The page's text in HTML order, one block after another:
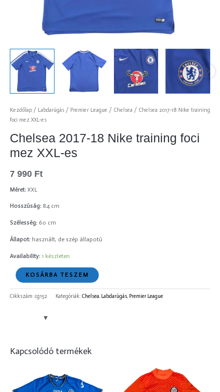
Kezdőlap / Labdarúgás / Premier League / Chelsea / Chelsea 2017-18 Nike training
foci mez XXL-es
Chelsea 2017-18 Nike training foci
mez XXL-es
7 990 Ft
Méret: XXL
Hosszúság: 84 cm
Szélesség: 60 cm
Állapot: használt, de szép állapotú
Availability: 1 készleten
KOSÁRBA TESZEM
Cikkszám: cg152 Kategóriák: Chelsea, Labdarúgás, Premier League
Kapcsolódó termékek